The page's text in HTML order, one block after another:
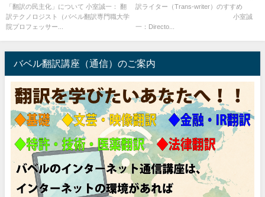
「翻訳の民主化」について 小室誠一： 翻
訳テクノロジスト（バベル翻訳専門職大学
院プロフェッサー...
訳ライター（Trans-writer）のすすめ
小室誠
一：Directo...
バベル翻訳講座（通信）のご案内